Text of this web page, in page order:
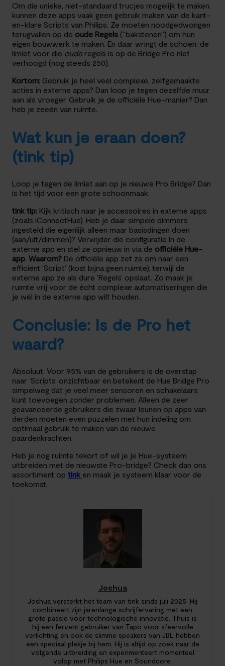
Om die unieke, niet-standaard trucjes mogelijk te maken,
kunnen deze apps vaak geen gebruik maken van de kant-
en-klare Scripts van Philips. Ze moeten noodgedwongen
terugvallen op de oude Regels (“bakstenen”) om hun
eigen bouwwerk te maken. En daar wringt de schoen: de
limiet voor die oude regels is op de Bridge Pro niet
verhoogd (nog steeds 250).
Kortom: Gebruik je heel veel complexe, zelfgemaakte
acties in externe apps? Dan loop je tegen dezelfde muur
aan als vroeger. Gebruik je de officiële Hue-manier? Dan
heb je zeeën van ruimte.
Wat kun je eraan doen?
(tink tip)
Loop je tegen de limiet aan op je nieuwe Pro Bridge? Dan
is het tijd voor een grote schoonmaak.
tink tip: Kijk kritisch naar je accessoires in externe apps
(zoals iConnectHue). Heb je daar simpele dimmers
ingesteld die eigenlijk alleen maar basisdingen doen
(aan/uit/dimmen)? Verwijder die configuratie in de
externe app en stel ze opnieuw in via de officiële Hue-
app. Waarom? De officiële app zet ze om naar een
efficiënt ‘Script’ (kost bijna geen ruimte), terwijl de
externe app ze als dure ‘Regels’ opslaat. Zo maak je
ruimte vrij voor de écht complexe automatiseringen die
je wél in de externe app wilt houden.
Conclusie: Is de Pro het
waard?
Absoluut. Voor 95% van de gebruikers is de overstap
naar ‘Scripts’ onzichtbaar en betekent de Hue Bridge Pro
simpelweg dat je veel meer sensoren en schakelaars
kunt toevoegen zonder problemen. Alleen de zeer
geavanceerde gebruikers die zwaar leunen op apps van
derden moeten even puzzelen met hun indeling om
optimaal gebruik te maken van de nieuwe
paardenkrachten.
Heb je nog ruimte tekort of wil je je Hue-systeem
uitbreiden met de nieuwste Pro-bridge? Check dan ons
assortiment op tink en maak je systeem klaar voor de
toekomst.
Joshua
Joshua versterkt het team van tink sinds juli 2025. Hij
combineert zijn jarenlange schrijfervaring met een
grote passie voor technologische innovatie. Thuis is
hij een fervent gebruiker van Tapo voor sfeervolle
verlichting en ook de slimme speakers van JBL hebben
een speciaal plekje bij hem. Hij is altijd op zoek naar de
volgende uitbreiding en experimenteert momenteel
volop met Philips Hue en Soundcore.